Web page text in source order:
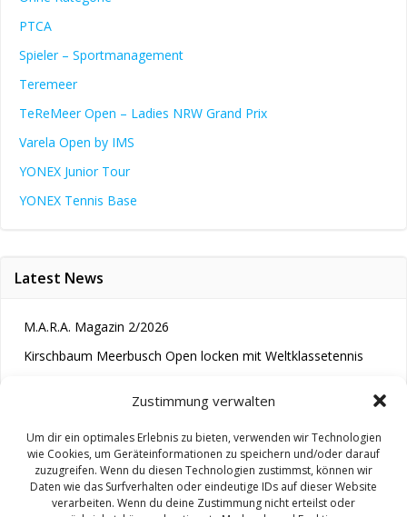
Zustimmung verwalten
Um dir ein optimales Erlebnis zu bieten, verwenden wir Technologien
wie Cookies, um Geräteinformationen zu speichern und/oder darauf
zuzugreifen. Wenn du diesen Technologien zustimmst, können wir
Daten wie das Surfverhalten oder eindeutige IDs auf dieser Website
verarbeiten. Wenn du deine Zustimmung nicht erteilst oder
PTCA
Spieler – Sportmanagement
Teremeer
TeReMeer Open – Ladies NRW Grand Prix
Varela Open by IMS
YONEX Junior Tour
YONEX Tennis Base
Latest News
M.A.R.A. Magazin 2/2026
Kirschbaum Meerbusch Open locken mit Weltklassetennis